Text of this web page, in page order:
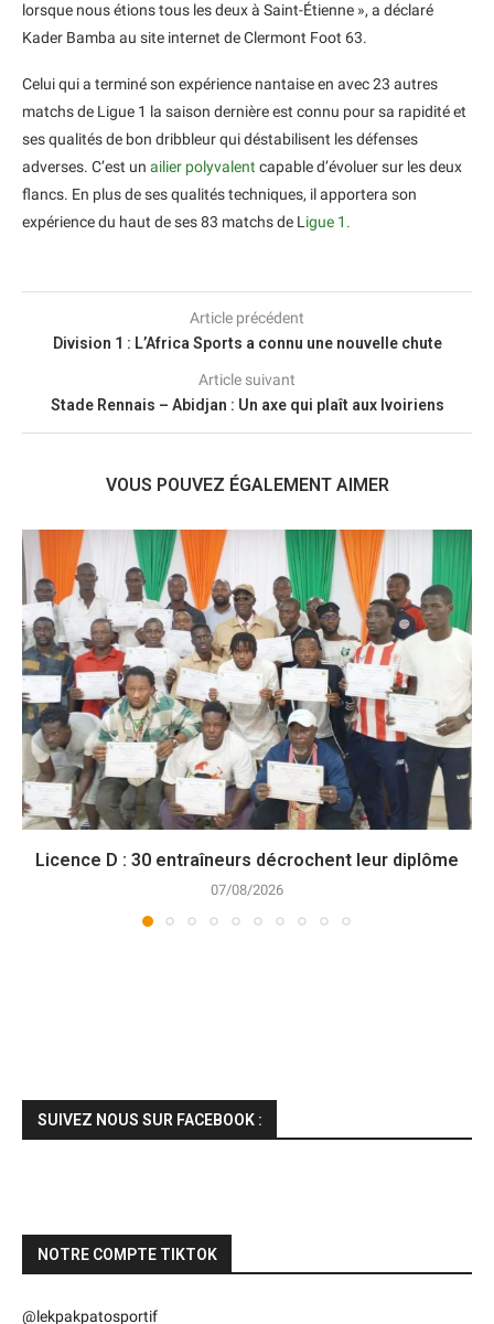
lorsque nous étions tous les deux à Saint-Étienne », a déclaré
Kader Bamba au site internet de Clermont Foot 63.
Celui qui a terminé son expérience nantaise en avec 23 autres
matchs de Ligue 1 la saison dernière est connu pour sa rapidité et
ses qualités de bon dribbleur qui déstabilisent les défenses
adverses. C’est un ailier polyvalent capable d’évoluer sur les deux
flancs. En plus de ses qualités techniques, il apportera son
expérience du haut de ses 83 matchs de L igue 1.
Article précédent
Division 1 : L’Africa Sports a connu une nouvelle chute
Article suivant
Stade Rennais – Abidjan : Un axe qui plaît aux Ivoiriens
VOUS POUVEZ ÉGALEMENT AIMER
Licence D : 30 entraîneurs décrochent leur diplôme
07/08/2026
SUIVEZ NOUS SUR FACEBOOK :
NOTRE COMPTE TIKTOK
@lekpakpatosportif